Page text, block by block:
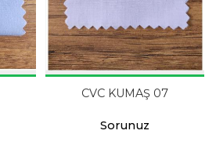
CVC KUMAŞ 07
Sorunuz